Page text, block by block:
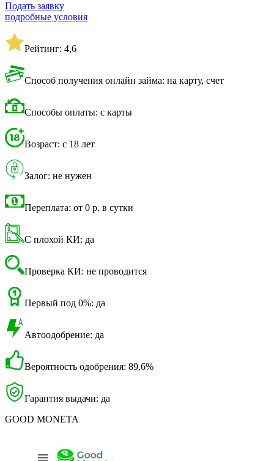
Подать заявку
подробные условия
Рейтинг: 4,6
Способ получения онлайн займа: на карту, счет
Способы оплаты: с карты
Возраст: с 18 лет
Залог: не нужен
Переплата: от 0 р. в сутки
С плохой КИ: да
Проверка КИ: не проводится
Первый под 0%: да
Автоодобрение: да
Вероятность одобрения: 89,6%
Гарантия выдачи: да
GOOD MONETA